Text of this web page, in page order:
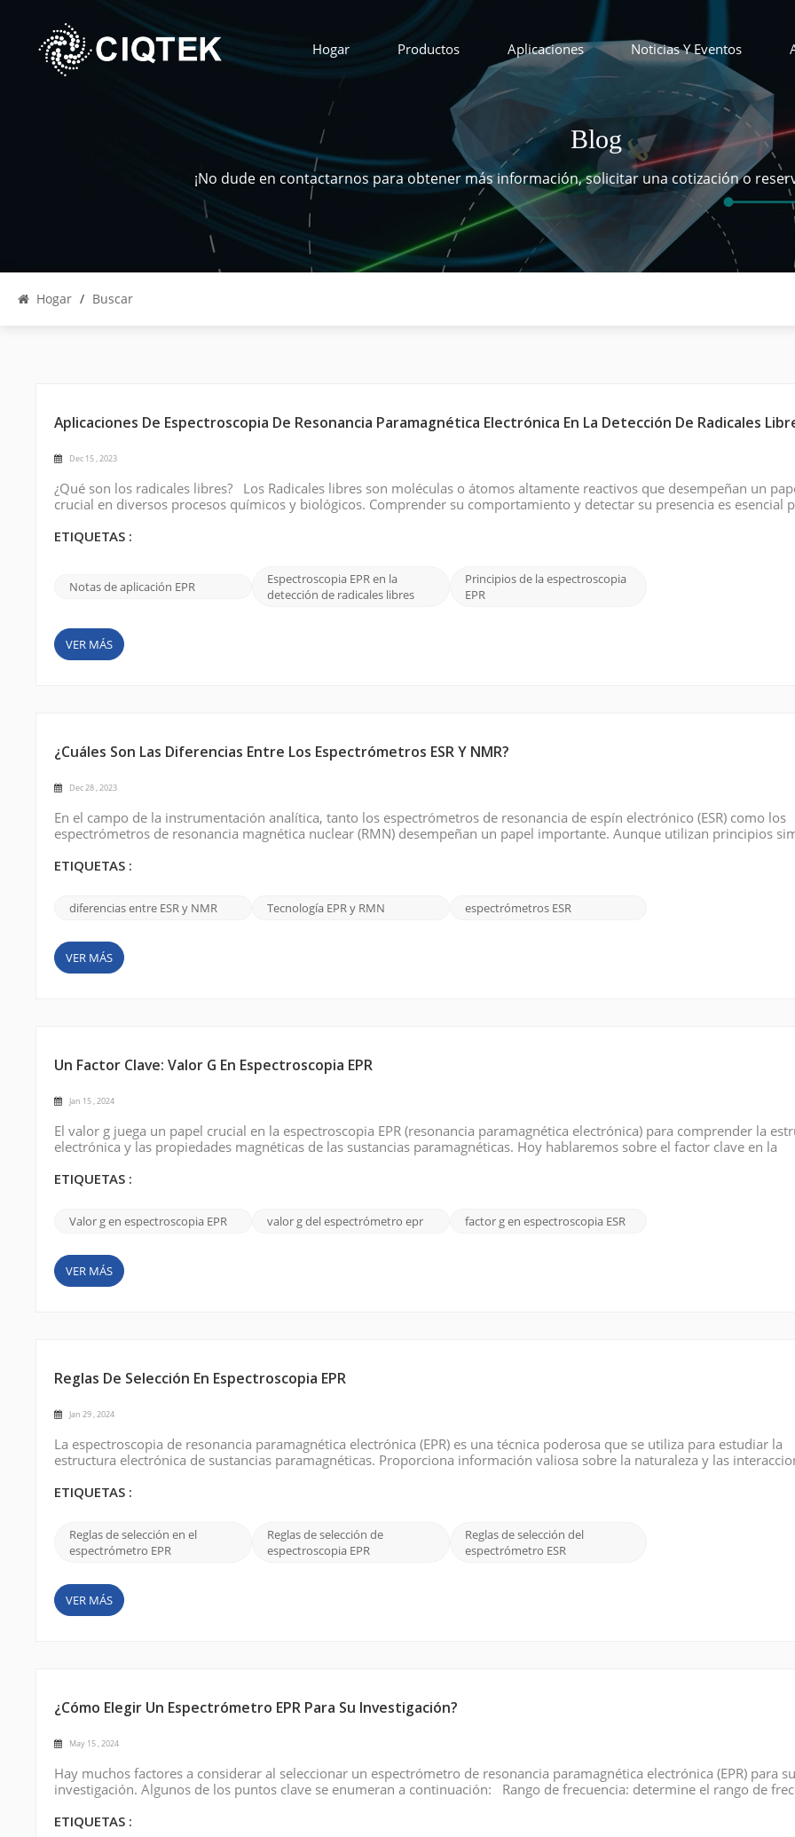
Hogar Productos Aplicaciones Noticias Y Eventos
Blog
¡No dude en contactarnos para obtener más información, solicitar una cotización o
Hogar / Buscar
Aplicaciones De Espectroscopia De Resonancia Paramagnética Electrónica En La Detección De Radicales
Dec 15 , 2023
¿Qué son los radicales libres? Los Radicales libres son moléculas o átomos altamente reactivos que desempeñan un
crucial en diversos procesos químicos y biológicos. Comprender su comportamiento y detectar su presencia es esencial
Imagen a través de Internet Prin...
ETIQUETAS :
Notas de aplicación EPR
Espectroscopia EPR en la
detección de radicales libres
Principios de la espectroscopia
EPR
VER MÁS
¿Cuáles Son Las Diferencias Entre Los Espectrómetros ESR Y NMR?
Dec 28 , 2023
En el campo de la instrumentación analítica, tanto los espectrómetros de resonancia de espín electrónico (ESR) como los
espectrómetros de resonancia magnética nuclear (RMN) desempeñan un papel importante. Aunque utilizan principios
electrónico (ESR) se emplean para e...
ETIQUETAS :
diferencias entre ESR y NMR Tecnología EPR y RMN espectrómetros ESR
VER MÁS
Un Factor Clave: Valor G En Espectroscopia EPR
Jan 15 , 2024
El valor g juega un papel crucial en la espectroscopia EPR (resonancia paramagnética electrónica) para comprender la
electrónica y las propiedades magnéticas de las sustancias paramagnéticas. Hoy hablaremos sobre el factor clave en la
proporcionalidad entre el campo magné...
ETIQUETAS :
Valor g en espectroscopia EPR valor g del espectrómetro epr factor g en espectroscopia ESR
VER MÁS
Reglas De Selección En Espectroscopia EPR
Jan 29 , 2024
La espectroscopia de resonancia paramagnética electrónica (EPR) es una técnica poderosa que se utiliza para estudiar la
estructura electrónica de sustancias paramagnéticas. Proporciona información valiosa sobre la naturaleza y las
que permiten o prohíben salto...
ETIQUETAS :
Reglas de selección en el
espectrómetro EPR
Reglas de selección de
espectroscopia EPR
Reglas de selección del
espectrómetro ESR
VER MÁS
¿Cómo Elegir Un Espectrómetro EPR Para Su Investigación?
May 15 , 2024
Hay muchos factores a considerar al seleccionar un espectrómetro de resonancia paramagnética electrónica (EPR) para su
investigación. Algunos de los puntos clave se enumeran a continuación: Rango de frecuencia: determine el rango de
y banda W. La elección depen...
ETIQUETAS :